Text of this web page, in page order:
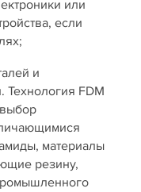
или
если
и
Технология FDM
материалы
резину,